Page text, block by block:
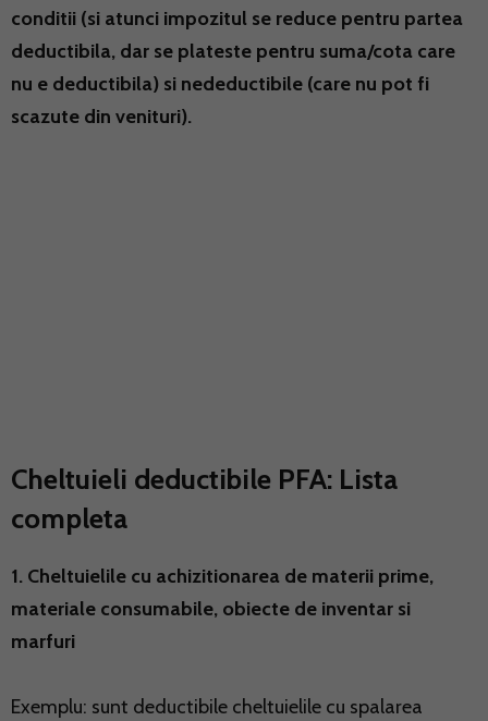
conditii (si atunci impozitul se reduce pentru partea
deductibila, dar se plateste pentru suma/cota care
nu e deductibila) si nedeductibile (care nu pot fi
scazute din venituri).
Cheltuieli deductibile PFA: Lista
completa
1. Cheltuielile cu achizitionarea de materii prime,
materiale consumabile, obiecte de inventar si
marfuri
Exemplu: sunt deductibile cheltuielile cu spalarea